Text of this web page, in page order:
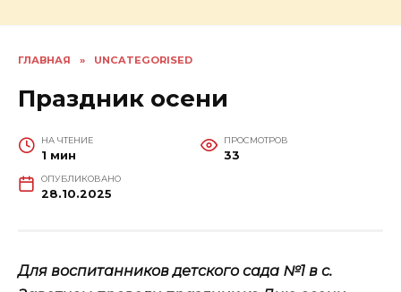
ГЛАВНАЯ » UNCATEGORISED
Праздник осени
НА ЧТЕНИЕ
1 мин
ПРОСМОТРОВ
33
ОПУБЛИКОВАНО
28.10.2025
Для воспитанников детского сада №1 в с.